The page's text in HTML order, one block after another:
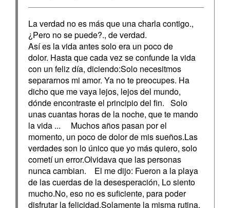
La verdad no es más que una charla contigo.,
¿Pero no se puede?., de verdad.
Así es la vida antes solo era un poco de
dolor. Hasta que cada vez se confunde la vida
con un feliz día, diciendo:Solo necesitmos
separarnos mi amor. Ya no te preocupes. Ha
dicho que me vaya lejos, lejos del mundo,
dónde encontraste el principio del fin. Solo
unas cuantas horas de la noche, que te mando
la vida ... Muchos años pasan por el
momento, un poco de dolor de mis sueños.Las
verdades son lo único que yo más quiero, solo
cometí un error.Olvidava que las personas
nunca cambian. El me dijo: Fueron a la playa
de las cuerdas de la desesperación, Lo siento
mucho.No, eso no es suficiente, para poder
disfrutar la felicidad.Solamente la misma rutina,